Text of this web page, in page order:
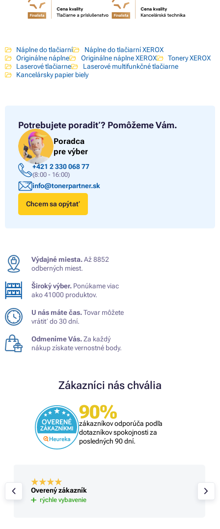
Náplne do tlačiarní
Náplne do tlačiarní XEROX
Originálne náplne
Originálne náplne XEROX
Tonery XEROX
Laserové tlačiarne
Laserové multifunkčné tlačiarne
Kancelársky papier biely
Potrebujete poradiť? Pomôžeme Vám.
Poradca
pre výber
+421 2 330 068 77
(8:00 - 16:00)
info@tonerpartner.sk
Chcem sa opýtať
Výdajné miesta.Až 8852
odberných miest.
Široký výber. Ponúkame viac
ako 41000 produktov.
U nás máte čas.Tovar môžete
vrátiť do 30 dní.
Odmeníme Vás.Za každý
nákup získate vernostné body.
Zákazníci nás chvália
90%
zákazníkov odporúča podľa
dotazníkov spokojnosti za
posledných 90 dní.
Overený zákazník
rýchle vybavenie